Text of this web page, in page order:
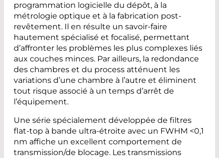
programmation logicielle du dépôt, à la
métrologie optique et à la fabrication post-
revêtement. Il en résulte un savoir-faire
hautement spécialisé et focalisé, permettant
d’affronter les problèmes les plus complexes liés
aux couches minces. Par ailleurs, la redondance
des chambres et du process atténuent les
variations d’une chambre à l’autre et éliminent
tout risque associé à un temps d’arrêt de
l’équipement.
Une série spécialement développée de filtres
flat-top à bande ultra-étroite avec un FWHM <0,1
nm affiche un excellent comportement de
transmission/de blocage. Les transmissions